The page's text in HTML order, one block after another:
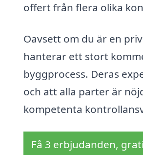
offert från flera olika
Oavsett om du är en
hanterar ett stort
byggprocess. Deras
och att alla parter är
kompetenta
Få 3 erbjudanden,